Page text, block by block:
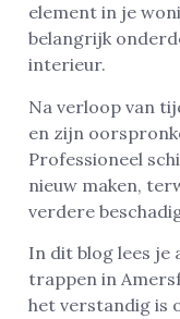
element in je
belangrijk
interieur.
Na verloop van
en zijn
Professioneel
nieuw maken,
verdere
In dit blog lees je
trappen in
het verstandig is